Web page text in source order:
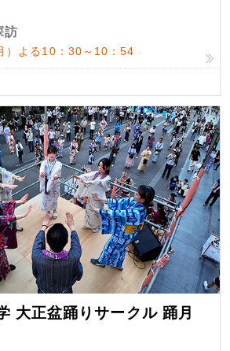
訪
）よる10：30～10：54
大正盆踊りサークル 踊月